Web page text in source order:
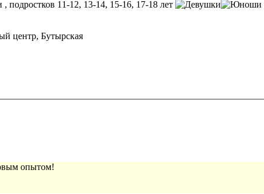
, подростков 11-12, 13-14, 15-16, 17-18 лет
центр, Бутырская
опытом!